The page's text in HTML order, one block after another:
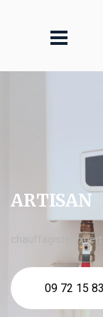
ARTISAN
chauffagiste
09 72 15